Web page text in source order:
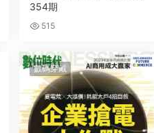
354期
515
數碼穿戴